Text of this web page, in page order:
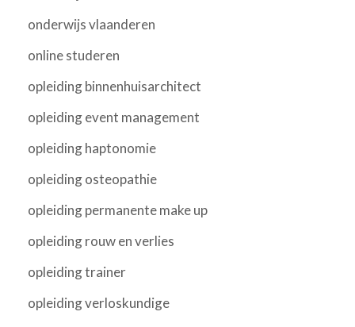
onderwijs vlaanderen
online studeren
opleiding binnenhuisarchitect
opleiding event management
opleiding haptonomie
opleiding osteopathie
opleiding permanente make up
opleiding rouw en verlies
opleiding trainer
opleiding verloskundige